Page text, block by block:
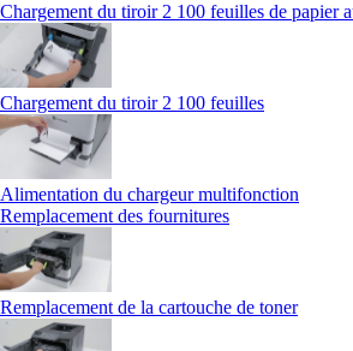
Chargement du tiroir 2 100 feuilles de papier
Chargement du tiroir 2 100 feuilles
Alimentation du chargeur multifonction
Remplacement des fournitures
Remplacement de la cartouche de toner